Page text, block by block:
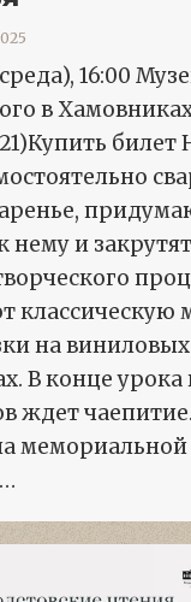
16:00
в
билет
нему и
классическую
на виниловых
В конце урока
ждет
мемориальной